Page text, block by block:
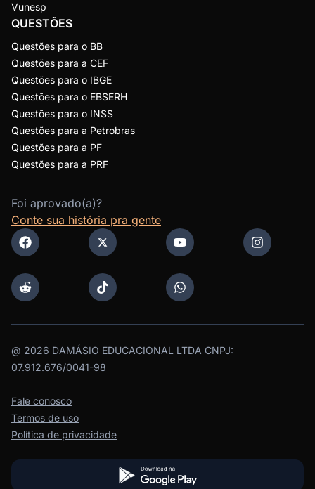
Vunesp
QUESTÕES
Questões para o BB
Questões para a CEF
Questões para o IBGE
Questões para o EBSERH
Questões para o INSS
Questões para a Petrobras
Questões para a PF
Questões para a PRF
Foi aprovado(a)?
Conte sua história pra gente
@ 2026 DAMÁSIO EDUCACIONAL LTDA CNPJ:
07.912.676/0041-98
Fale conosco
Termos de uso
Política de privacidade